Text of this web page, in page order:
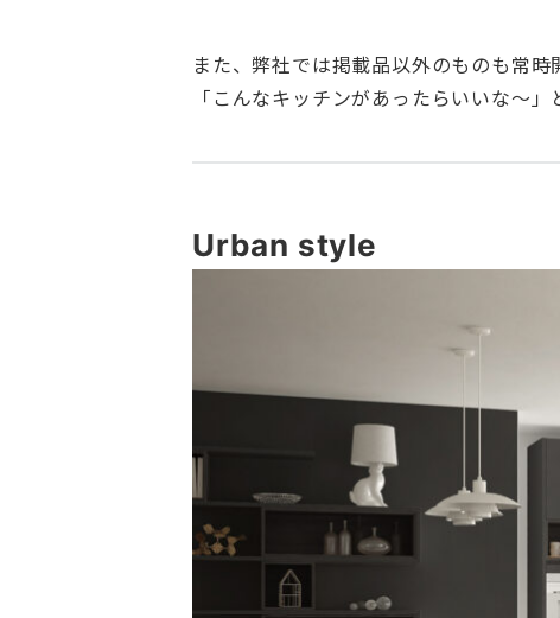
また、弊社では掲載品以外のものも常時
「こんなキッチンがあったらいいな～
Urban style